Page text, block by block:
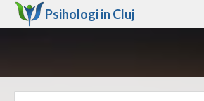
Psihologi in Cluj